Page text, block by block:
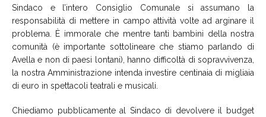
Sindaco e l’intero Consiglio Comunale si assumano la
responsabilità di mettere in campo attività volte ad arginare il
problema. È immorale che mentre tanti bambini della nostra
comunità (è importante sottolineare che stiamo parlando di
Avella e non di paesi lontani), hanno difficoltà di sopravvivenza,
la nostra Amministrazione intenda investire centinaia di migliaia
di euro in spettacoli teatrali e musicali.
Chiediamo pubblicamente al Sindaco di devolvere il budget